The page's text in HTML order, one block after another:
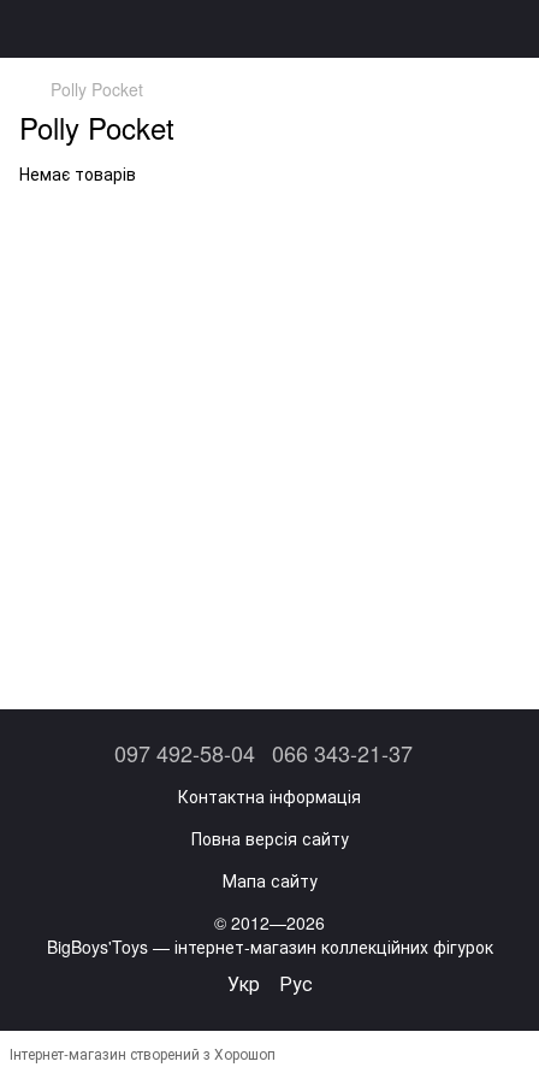
Polly Pocket
Polly Pocket
Немає товарів
097 492-58-04 066 343-21-37
Контактна інформація
Повна версія сайту
Мапа сайту
© 2012—2026
BigBoys'Toys — інтернет-магазин коллекційних фігурок
Укр Рус
Інтернет-магазин створений з Хорошоп